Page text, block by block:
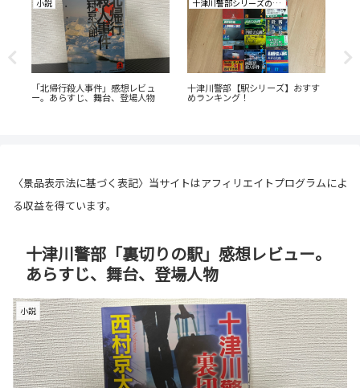
小説
「北帰行殺人事件」感想レビュ
ー。あらすじ、舞台、登場人物
十津川警部シリーズの研究
十津川警部【駅シリーズ】おすす
めランキング！
〈景品表示法に基づく表記〉当サイトはアフィリエイトプログラムによ
る収益を得ています。
十津川警部「裏切りの駅」感想レビュー。
あらすじ、舞台、登場人物
小説